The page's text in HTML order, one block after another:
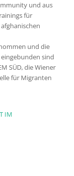
und aus
für
und die
sind
SÜD, die Wiener
für Migranten
IM